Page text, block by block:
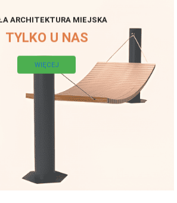
ARCHITEKTURA MIEJSKA
TYLKO U NAS
WIĘCEJ